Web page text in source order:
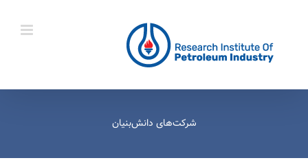
شرکت‌های دانش‌بنیان